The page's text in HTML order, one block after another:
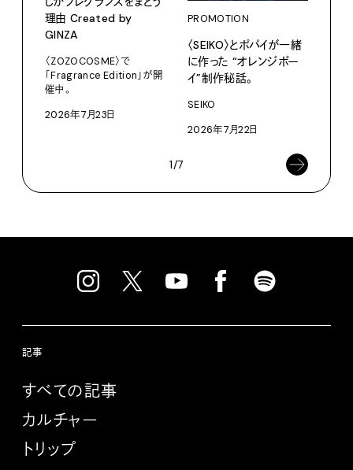
理由 Created by
GINZA
〈ZOZOCOSME〉で
「Fragrance Edition」が開
催中。
2026年7月23日
PROMOTION
〈SEIKO〉とポパイが一緒
に作った “オレンジボー
イ”制作秘話。
SEIKO
2026年7月22日
1/7
記事
すべての記事
カルチャー
トリップ